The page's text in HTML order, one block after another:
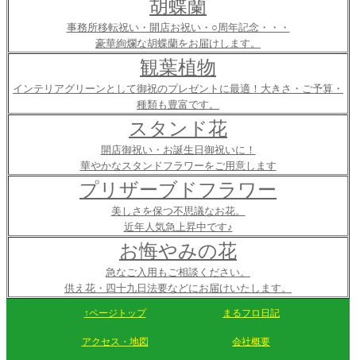
胡蝶蘭
事務所移転祝い・開店お祝い・○周年記念・・・
豪華絢爛な胡蝶蘭をお届けします。
観葉植物
インテリアグリーンとして御祝のプレゼントに最適！大きさ・ご予算・
種類も豊富です。
スタンド花
開店御祝い・お誕生日御祝いに！
華やかなスタンドフラワーをご用意します
プリザーブドフラワー
美しさを保つ不思議なお花。
近年人気急上昇中です♪
お悔やみの花
急なご入用もご相談ください。
供え花・四十九日法要などにお届けいたします。
↑ページトップ まるフロ日記
アクセス・地図 会社概要